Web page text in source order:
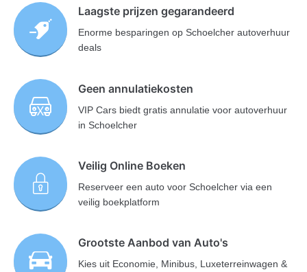
Laagste prijzen gegarandeerd
Enorme besparingen op Schoelcher autoverhuur
deals
Geen annulatiekosten
VIP Cars biedt gratis annulatie voor autoverhuur
in Schoelcher
Veilig Online Boeken
Reserveer een auto voor Schoelcher via een
veilig boekplatform
Grootste Aanbod van Auto's
Kies uit Economie, Minibus, Luxeterreinwagen &